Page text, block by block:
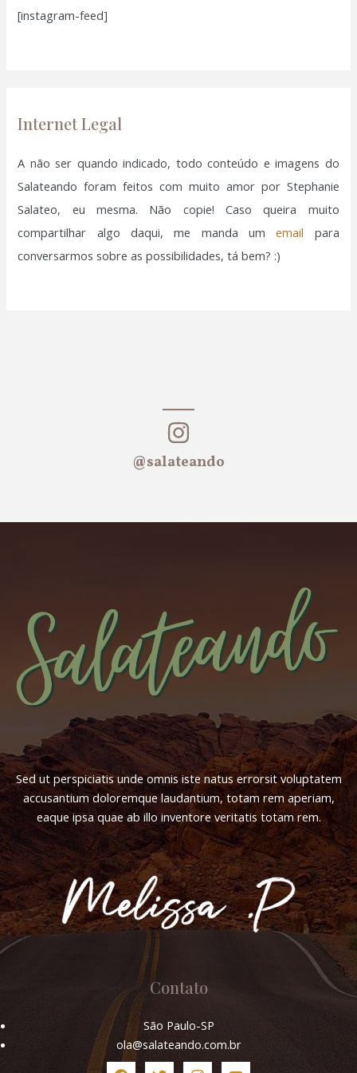
s
r
[instagram-feed]
Internet Legal
A não ser quando indicado, todo conteúdo e imagens do
Salateando foram feitos com muito amor por Stephanie
Salateo, eu mesma. Não copie! Caso queira muito
compartilhar algo daqui, me manda umemail para
conversarmos sobre as possibilidades, tá bem? :)
@salateando
Sed ut perspiciatis unde omnis iste natus errorsit voluptatem
accusantium doloremque laudantium, totam rem aperiam,
eaque ipsa quae ab illo inventore veritatis totam rem.
Contato
São Paulo-SP
ola@salateando.com.br